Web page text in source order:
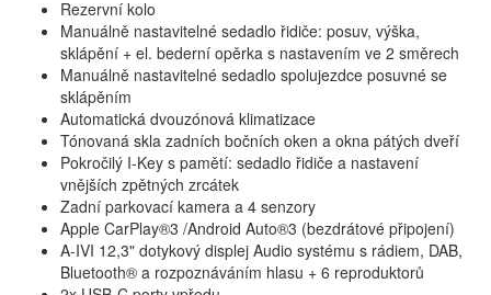
Rezervní kolo
Manuálně nastavitelné sedadlo řidiče: posuv, výška,
sklápění + el. bederní opěrka s nastavením ve 2 směrech
Manuálně nastavitelné sedadlo spolujezdce posuvné se
sklápěním
Automatická dvouzónová klimatizace
Tónovaná skla zadních bočních oken a okna pátých dveří
Pokročilý I-Key s pamětí: sedadlo řidiče a nastavení
vnějších zpětných zrcátek
Zadní parkovací kamera a 4 senzory
Apple CarPlay®3 /Android Auto®3 (bezdrátové připojení)
A-IVI 12,3" dotykový displej Audio systému s rádiem, DAB,
Bluetooth® a rozpoznáváním hlasu + 6 reproduktorů